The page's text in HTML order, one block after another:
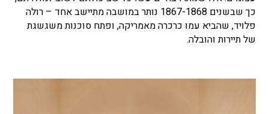
כך שבשנים 1867-1868 נותר במושבה מתיישב אחד – רולה
פלויד, שהביא עמו כרכרה מאמריקה, ופתח סוכנות משגשגת
של תיירות והובלה.